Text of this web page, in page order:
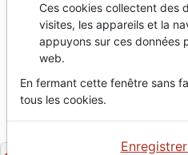
GRANDIR EN
POUR LA
AU SEIN DE L'EGLISE
Samuel Amedro
RéférenceEMP1127
Empreinte
Ces cookies collectent des
visites, les appareils et la
appuyons sur ces données
web.
En fermant cette fenêtre sans
tous les cookies.